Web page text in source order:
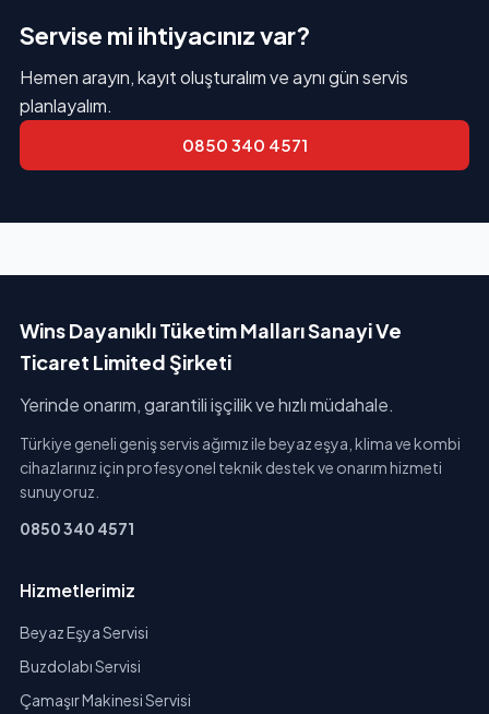
Servise mi ihtiyacınız var?
Hemen arayın, kayıt oluşturalım ve aynı gün servis
planlayalım.
0850 340 4571
Wins Dayanıklı Tüketim Malları Sanayi Ve
Ticaret Limited Şirketi
Yerinde onarım, garantili işçilik ve hızlı müdahale.
Türkiye geneli geniş servis ağımız ile beyaz eşya, klima ve kombi
cihazlarınız için profesyonel teknik destek ve onarım hizmeti
sunuyoruz.
0850 340 4571
Hizmetlerimiz
Beyaz Eşya Servisi
Buzdolabı Servisi
Çamaşır Makinesi Servisi